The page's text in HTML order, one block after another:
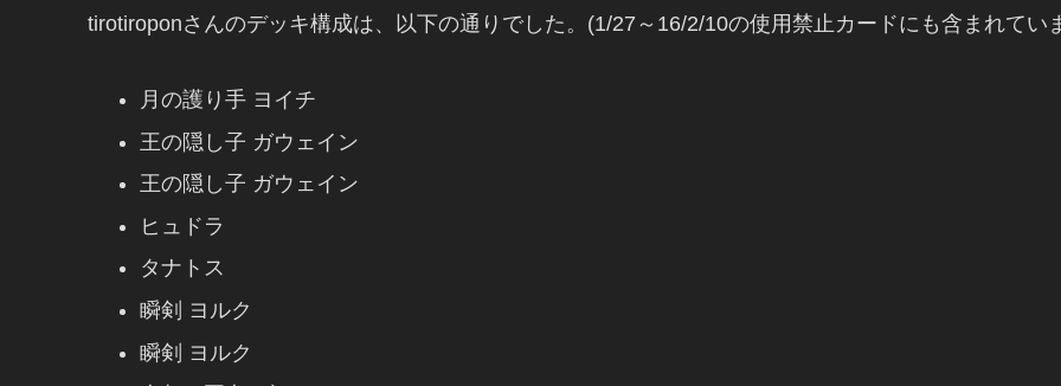
tirotiroponさんのデッキ構成は、以下の通りでした。(1/27～16/2/10の使用禁止カードにも含まれてい
月の護り手 ヨイチ
王の隠し子 ガウェイン
王の隠し子 ガウェイン
ヒュドラ
タナトス
瞬剣 ヨルク
瞬剣 ヨルク